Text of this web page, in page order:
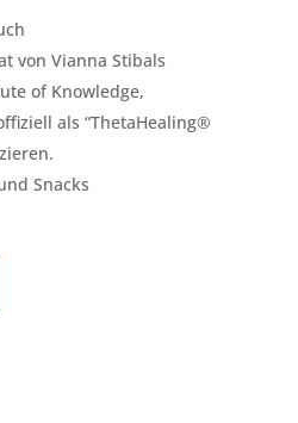
von Vianna Stibals
of Knowledge,
als “ThetaHealing®
Snacks